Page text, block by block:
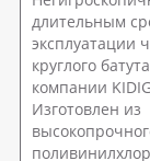
длительным
эксплуатации
круглого
компании
Изготовлен из